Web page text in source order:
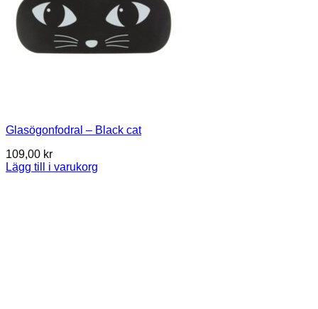
Glasögonfodral – Black cat
109,00 kr
Lägg till i varukorg